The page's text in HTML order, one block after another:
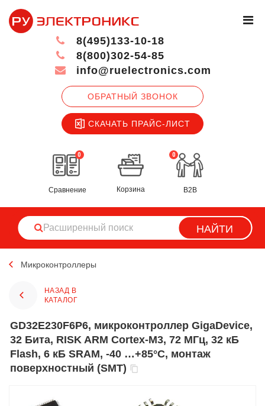
ОБРАТНЫЙ ЗВОНОК
СКАЧАТЬ ПРАЙС-ЛИСТ
8(495)133-10-18
8(800)302-54-85
info@ruelectronics.com
0
Сравнение
0
Корзина B2B
НАЙТИ
Микроконтроллеры
НАЗАД В
КАТАЛОГ
GD32E230F6P6, микроконтроллер GigaDevice,
32 Бита, RISK ARM Cortex-M3, 72 МГц, 32 кБ
Flash, 6 кБ SRAM, -40 …+85°C, монтаж
поверхностный (SMT)